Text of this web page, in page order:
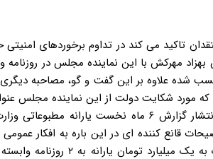
تاکید می کند در تداوم برخوردهای امنیتی
مهرکش با این نماینده مجلس در روزنامه
شده علاوه بر این گفت و گو، مصاحبه دیگری
مورد شکایت دولت از این نماینده مجلس
روزنامه وطن امروز با حجت الاسلام پژمانفر به این شرح است: بعد از انتشار
قانع کننده ای در این باره به افکار عمومی
شود. با این حال این مهم صورت نگرفت. در این